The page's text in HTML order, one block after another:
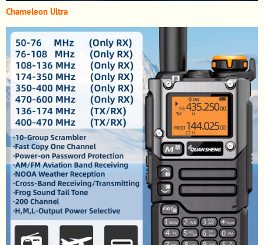
Chameleon Ultra